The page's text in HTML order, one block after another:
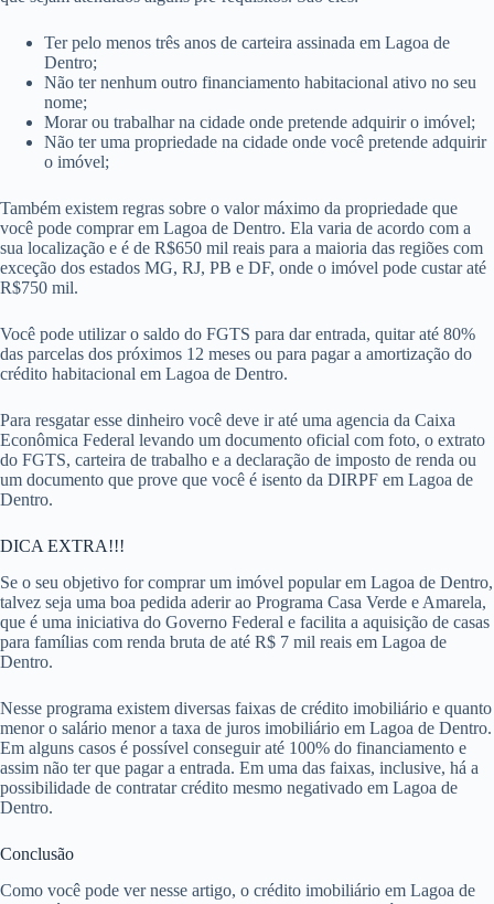
Ter pelo menos três anos de carteira assinada em Lagoa de
Dentro;
Não ter nenhum outro financiamento habitacional ativo no seu
nome;
Morar ou trabalhar na cidade onde pretende adquirir o imóvel;
Não ter uma propriedade na cidade onde você pretende adquirir
o imóvel;
Também existem regras sobre o valor máximo da propriedade que
você pode comprar em Lagoa de Dentro. Ela varia de acordo com a
sua localização e é de R$650 mil reais para a maioria das regiões com
exceção dos estados MG, RJ, PB e DF, onde o imóvel pode custar até
R$750 mil.
Você pode utilizar o saldo do FGTS para dar entrada, quitar até 80%
das parcelas dos próximos 12 meses ou para pagar a amortização do
crédito habitacional em Lagoa de Dentro.
Para resgatar esse dinheiro você deve ir até uma agencia da Caixa
Econômica Federal levando um documento oficial com foto, o extrato
do FGTS, carteira de trabalho e a declaração de imposto de renda ou
um documento que prove que você é isento da DIRPF em Lagoa de
Dentro.
DICA EXTRA!!!
Se o seu objetivo for comprar um imóvel popular em Lagoa de Dentro,
talvez seja uma boa pedida aderir ao Programa Casa Verde e Amarela,
que é uma iniciativa do Governo Federal e facilita a aquisição de casas
para famílias com renda bruta de até R$ 7 mil reais em Lagoa de
Dentro.
Nesse programa existem diversas faixas de crédito imobiliário e quanto
menor o salário menor a taxa de juros imobiliário em Lagoa de Dentro.
Em alguns casos é possível conseguir até 100% do financiamento e
assim não ter que pagar a entrada. Em uma das faixas, inclusive, há a
possibilidade de contratar crédito mesmo negativado em Lagoa de
Dentro.
Conclusão
Como você pode ver nesse artigo, o crédito imobiliário em Lagoa de